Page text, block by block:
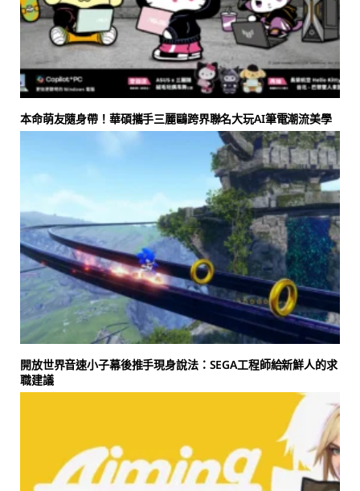
本命萌友隨身帶！華碩攜手三麗鷗跨界聯名大玩AI筆電潮流美學
開放世界音速小子幕後推手現身說法：SEGA工程師給新鮮人的求
職建議